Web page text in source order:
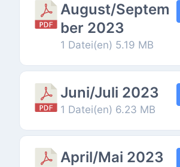
August/Septem
ber 2023
1 Datei(en) 5.19 MB
Juni/Juli 2023
1 Datei(en) 6.23 MB
April/Mai 2023